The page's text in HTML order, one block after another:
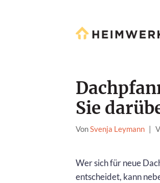
Sie
VonSvenja Leymann |
Wer sich für neue
entscheidet, kann